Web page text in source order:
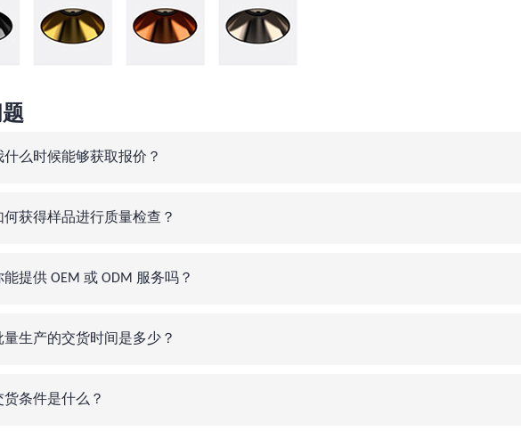
什么时候能够获取报价？
何获得样品进行质量检查？
能提供 OEM 或 ODM 服务吗？
量生产的交货时间是多少？
货条件是什么？